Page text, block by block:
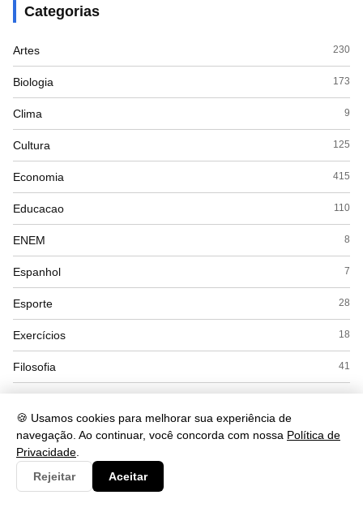
🍪 Usamos cookies para melhorar sua experiência de
navegação. Ao continuar, você concorda com nossa Política de
Privacidade
Rejeitar
Aceitar
Categorias
Artes 230
Biologia 173
Clima 9
Cultura 125
Economia 415
Educacao 110
ENEM 8
Espanhol 7
Esporte 28
Exercícios 18
Filosofia 41
Física
Geografia
Gramática
História